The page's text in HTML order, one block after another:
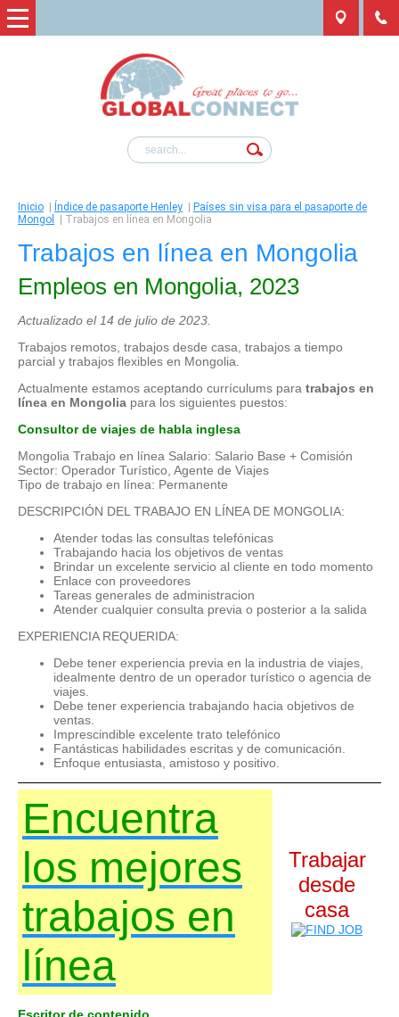
Inicio Índice de pasaporte Henley
Países sin visa para el pasaporte de
Mongol
Trabajos en línea en Mongolia
Trabajos en línea en Mongolia
Empleos en Mongolia, 2023
Actualizado el 14 de julio de 2023.
Trabajos remotos, trabajos desde casa, trabajos a tiempo
parcial y trabajos flexibles en Mongolia.
Actualmente estamos aceptando currículums para trabajos en
línea en Mongolia para los siguientes puestos:
Consultor de viajes de habla inglesa
Mongolia Trabajo en línea Salario: Salario Base + Comisión
Sector: Operador Turístico, Agente de Viajes
Tipo de trabajo en línea: Permanente
DESCRIPCIÓN DEL TRABAJO EN LÍNEA DE MONGOLIA:
Atender todas las consultas telefónicas
Trabajando hacia los objetivos de ventas
Brindar un excelente servicio al cliente en todo momento
Enlace con proveedores
Tareas generales de administracion
Atender cualquier consulta previa o posterior a la salida
EXPERIENCIA REQUERIDA:
Debe tener experiencia previa en la industria de viajes,
idealmente dentro de un operador turístico o agencia de
viajes.
Debe tener experiencia trabajando hacia objetivos de
ventas.
Imprescindible excelente trato telefónico
Fantásticas habilidades escritas y de comunicación.
Enfoque entusiasta, amistoso y positivo.
Encuentra
los mejores
trabajos en
línea
Trabajar
desde
casa